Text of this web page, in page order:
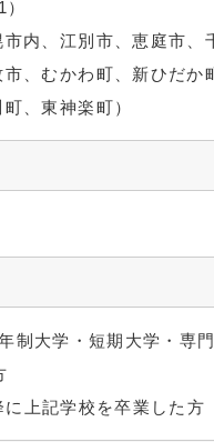
内、江別市、恵庭市、
、むかわ町、新ひだか
、東神楽町）
制大学・短期大学・専
上記学校を卒業した方